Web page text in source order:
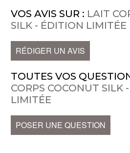
VOS AVIS SUR : LAIT
SILK - ÉDITION LIMITÉE
RÉDIGER UN AVIS
TOUTES VOS
CORPS COCONUT SILK
LIMITÉE
POSER UNE QUESTION